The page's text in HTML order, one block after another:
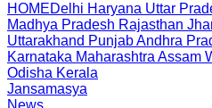
HOMEDelhi Haryana Uttar
Madhya Pradesh Rajasthan
Uttarakhand PunjabAndhra
Karnataka Maharashtra Assam
Odisha Kerala
Jansamasya
News